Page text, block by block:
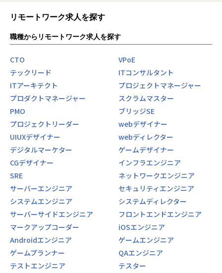
リモートワーク求人を探す
職種からリモートワーク求人を探す
CTO
VPoE
テックリード
ITコンサルタント
ITアーキテクト
プロジェクトマネージャー
プロダクトマネージャー
スクラムマスター
PMO
ブリッジSE
プロジェクトリーダー
webデザイナー
UIUXデザイナー
webディレクター
デジタルマーケター
ゲームデザイナー
CGデザイナー
インフラエンジニア
SRE
ネットワークエンジニア
サーバーエンジニア
セキュリティエンジニア
システムエンジニア
システムディレクター
サーバーサイドエンジニア
フロントエンドエンジニア
マークアップコーダー
iOSエンジニア
Androidエンジニア
ゲームエンジニア
ゲームプランナー
QAエンジニア
テストエンジニア
テスター